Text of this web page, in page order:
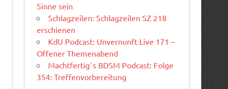
Sinne sein
Schlagzeilen: Schlagzeilen SZ 218
erschienen
KdU Podcast: Unvernunft Live 171 –
Offener Themenabend
Machtfertig`s BDSM Podcast: Folge
354: Treffenvorbereitung